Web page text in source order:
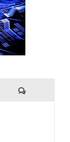
Komentari